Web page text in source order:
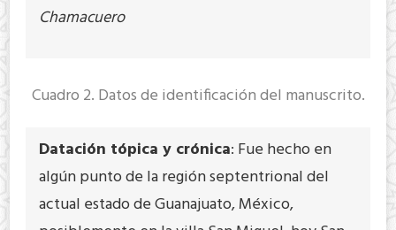
Chamacuero
Cuadro 2. Datos de identificación del manuscrito.
Datación tópica y crónica: Fue hecho en
algún punto de la región septentrional del
actual estado de Guanajuato, México,